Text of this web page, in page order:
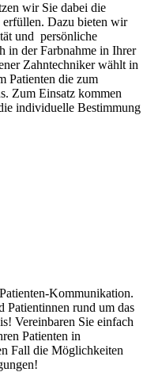
wir Sie dabei die
erfüllen. Dazu bieten wir
und persönliche
in der Farbnahme in Ihrer
Zahntechniker wählt in
Patienten die zum
Zum Einsatz kommen
individuelle Bestimmung
Kommunikation.
Patientinnen rund um das
Vereinbaren Sie einfach
Patienten in
Fall die Möglichkeiten